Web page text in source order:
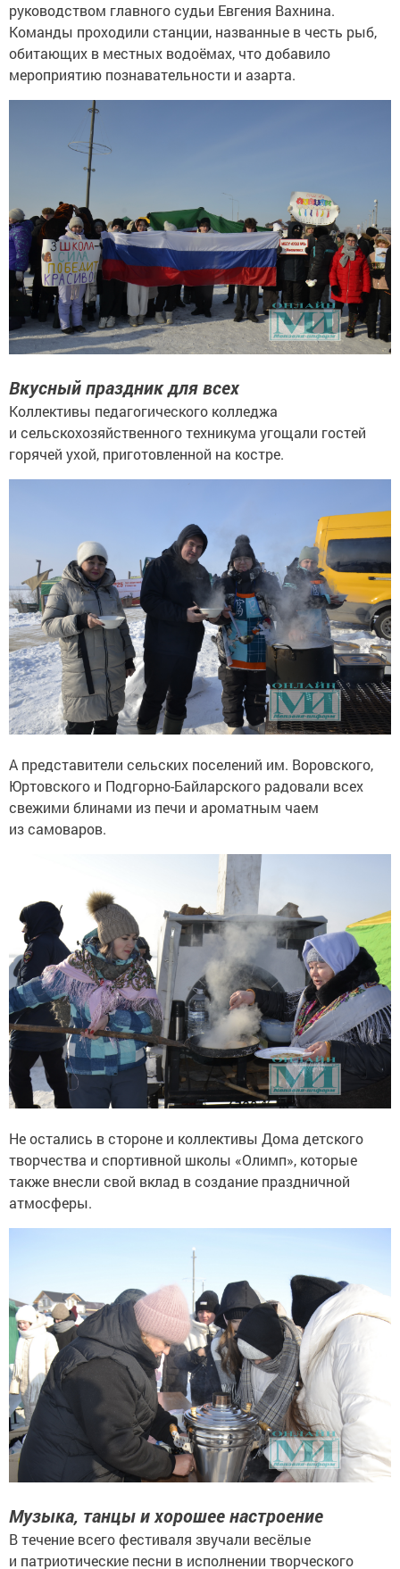
руководством главного судьи Евгения Вахнина.
Команды проходили станции, названные в честь рыб,
обитающих в местных водоёмах, что добавило
мероприятию познавательности и азарта.
Вкусный праздник для всех
Коллективы педагогического колледжа
и сельскохозяйственного техникума угощали гостей
горячей ухой, приготовленной на костре.
А представители сельских поселений им. Воровского,
Юртовского и Подгорно-Байларского радовали всех
свежими блинами из печи и ароматным чаем
из самоваров.
Не остались в стороне и коллективы Дома детского
творчества и спортивной школы «Олимп», которые
также внесли свой вклад в создание праздничной
атмосферы.
Музыка, танцы и хорошее настроение
В течение всего фестиваля звучали весёлые
и патриотические песни в исполнении творческого